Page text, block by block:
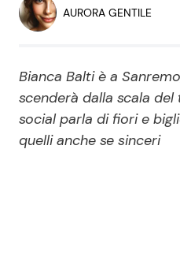
Economia
Persone Scomparse
Politica
AURORA GENTILE
Bianca Balti è a
scenderà dalla scala
social parla di fiori e
quelli anche se sinceri